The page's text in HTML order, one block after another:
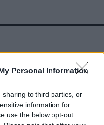
Personal Information
sharing to third parties, or
information for
use the below opt-out